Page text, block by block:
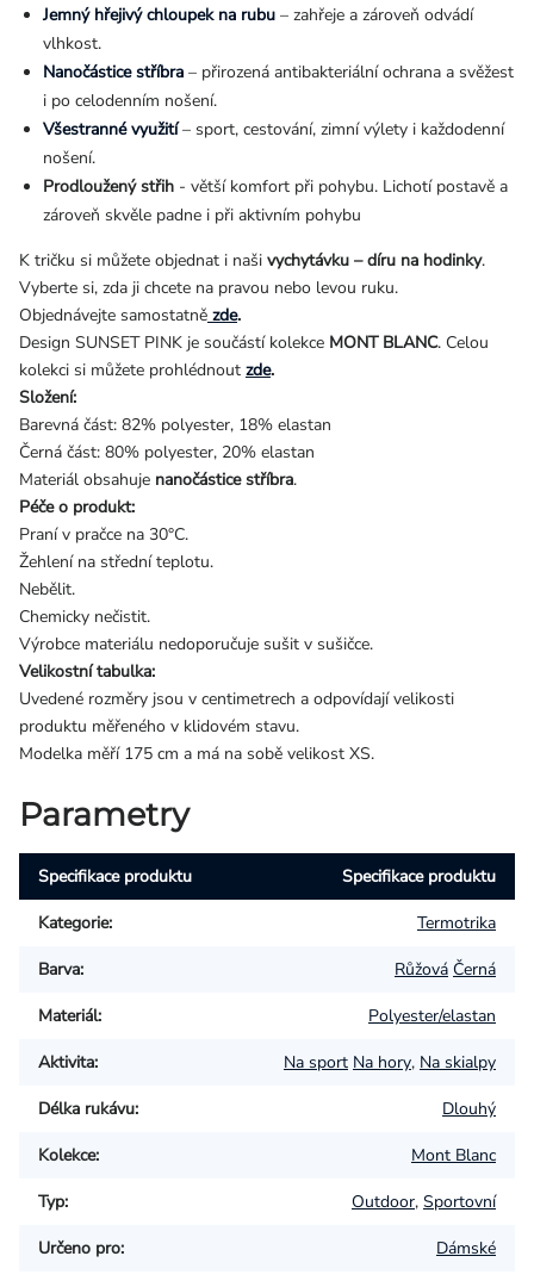
Jemný hřejivý chloupek na rubu – zahřeje a zároveň odvádí
vlhkost.
Nanočástice stříbra – přirozená antibakteriální ochrana a svěžest
i po celodenním nošení.
Všestranné využití– sport, cestování, zimní výlety i každodenní
nošení.
Prodloužený střih - větší komfort při pohybu. Lichotí postavě a
zároveň skvěle padne i při aktivním pohybu
K tričku si můžete objednat i naši vychytávku – díru na hodinky.
Vyberte si, zda ji chcete na pravou nebo levou ruku.
Objednávejte samostatně zde.
Design SUNSET PINK je součástí kolekce MONT BLANC. Celou
kolekci si můžete prohlédnout zde.
Složení:
Barevná část: 82% polyester, 18% elastan
Černá část: 80% polyester, 20% elastan
Materiál obsahuje nanočástice stříbra.
Péče o produkt:
Praní v pračce na 30°C.
Žehlení na střední teplotu.
Nebělit.
Chemicky nečistit.
Výrobce materiálu nedoporučuje sušit v sušičce.
Velikostní tabulka:
Uvedené rozměry jsou v centimetrech a odpovídají velikosti
produktu měřeného v klidovém stavu.
Modelka měří 175 cm a má na sobě velikost XS.
Parametry
Specifikace produktu Specifikace produktu
Kategorie: Termotrika
Barva: Růžová Černá
Materiál: Polyester/elastan
Aktivita: Na sport Na hory, Na skialpy
Délka rukávu: Dlouhý
Kolekce: Mont Blanc
Typ: Outdoor, Sportovní
Určeno pro: Dámské